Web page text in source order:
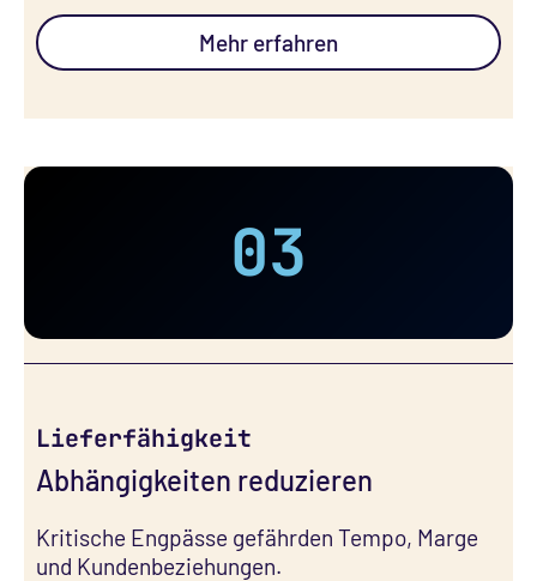
Mehr erfahren
03
Lieferfähigkeit
Abhängigkeiten reduzieren
Kritische Engpässe gefährden Tempo, Marge
und Kundenbeziehungen. ㅤㅤㅤㅤㅤㅤㅤㅤㅤ